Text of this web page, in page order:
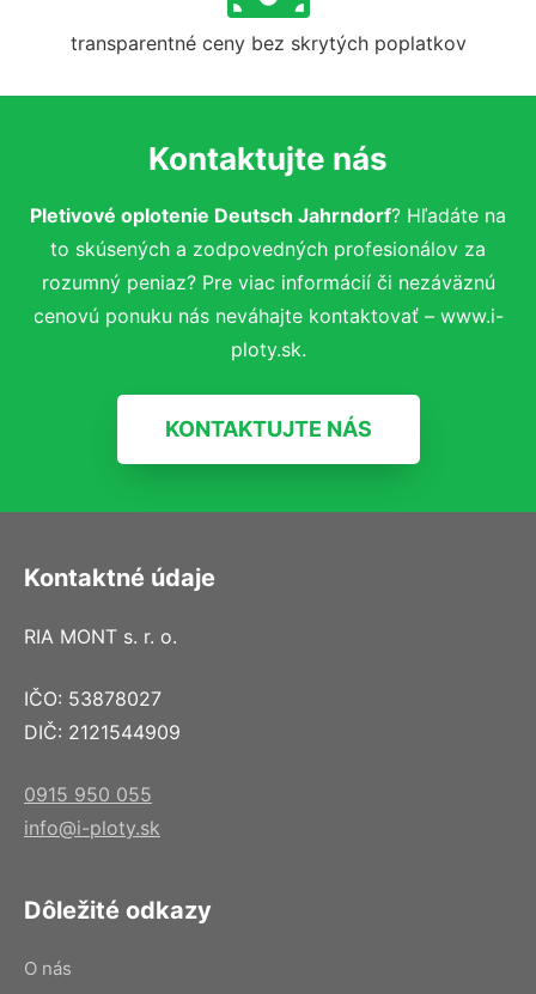
transparentné ceny bez skrytých poplatkov
Kontaktujte nás
Pletivové oplotenie Deutsch Jahrndorf? Hľadáte na
to skúsených a zodpovedných profesionálov za
rozumný peniaz? Pre viac informácií či nezáväznú
cenovú ponuku nás neváhajte kontaktovať – www.i-
ploty.sk.
KONTAKTUJTE NÁS
Kontaktné údaje
RIA MONT s. r. o.
IČO: 53878027
DIČ: 2121544909
0915 950 055
info@i-ploty.sk
Dôležité odkazy
O nás